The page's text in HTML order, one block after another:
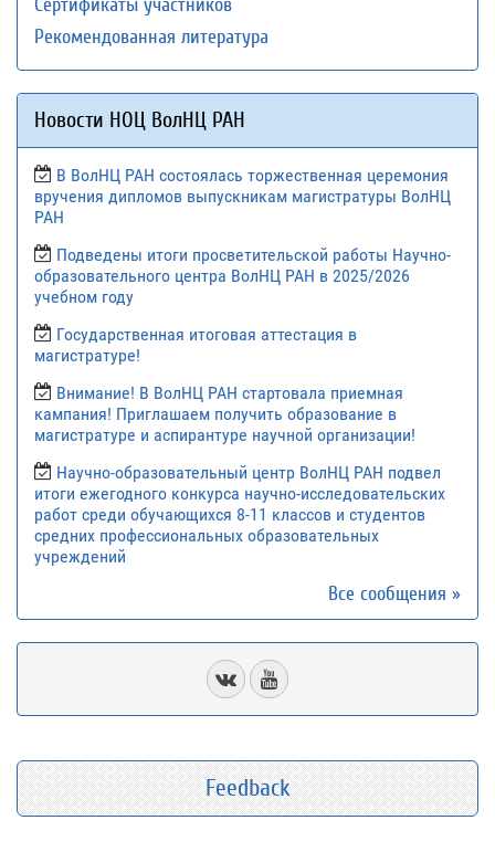
Сертификаты участников
Рекомендованная литература
Новости НОЦ ВолНЦ РАН
В ВолНЦ РАН состоялась торжественная церемония
вручения дипломов выпускникам магистратуры ВолНЦ
РАН
Подведены итоги просветительской работы Научно-
образовательного центра ВолНЦ РАН в 2025/2026
учебном году
Государственная итоговая аттестация в
магистратуре!
Внимание! В ВолНЦ РАН стартовала приемная
кампания! Приглашаем получить образование в
магистратуре и аспирантуре научной организации!
Научно-образовательный центр ВолНЦ РАН подвел
итоги ежегодного конкурса научно-исследовательских
работ среди обучающихся 8-11 классов и студентов
средних профессиональных образовательных
учреждений
Все сообщения »
Feedback